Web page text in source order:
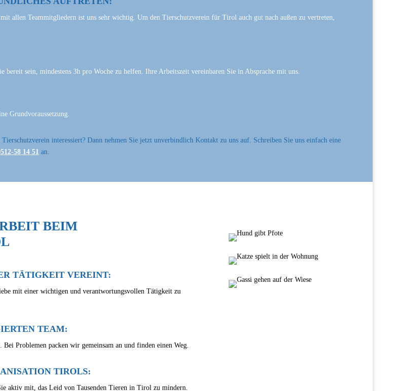
allen Teammitgliedern ist uns sehr wichtig. Um den Tierschutzverein für Tirol auch gut nach außen zu vertreten,
sein, mindestens 3h pro Woche zu helfen. Ihre Arbeitszeit vereinbaren Sie in Absprache mit uns.
Grundvoraussetzung.
interessiert? Dann nehmen Sie jetzt unverbindlich Kontakt zu uns auf. Schreiben Sie uns einfach eine
58 14 51 an.
BEIM
TÄTIGKEIT VEREINT:
mit einer wichtigen und verantwortungsvollen Tätigkeit zu
TEAM:
Problemen packen wir gemeinsam an und finden einen Weg.
TIROLS:
aktiv mit, das Leid von Tausenden Tieren in Tirol zu mindern.